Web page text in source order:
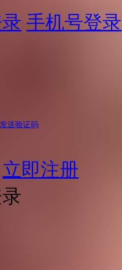
手机号登录
发送验证码
立即注册